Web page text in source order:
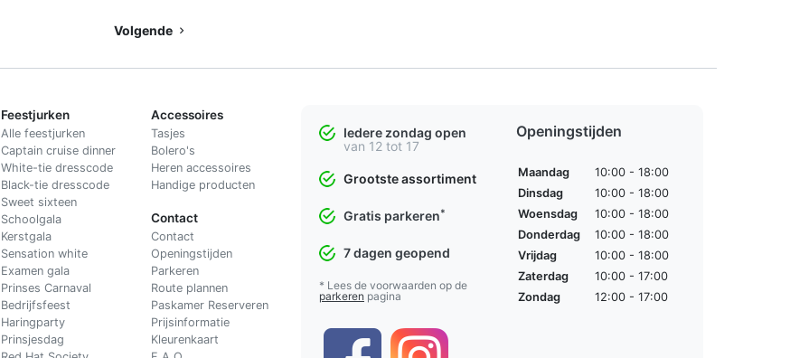
Volgende
Feestjurken
Alle feestjurken
Captain cruise dinner
White-tie dresscode
Black-tie dresscode
Sweet sixteen
Schoolgala
Kerstgala
Sensation white
Examen gala
Prinses Carnaval
Bedrijfsfeest
Haringparty
Prinsjesdag
Accessoires
Tasjes
Bolero's
Heren accessoires
Handige producten
Contact
Contact
Openingstijden
Parkeren
Route plannen
Paskamer Reserveren
Prijsinformatie
Kleurenkaart
Iedere zondag open
van 12 tot 17
Grootste assortiment
Gratis parkeren*
7 dagen geopend
* Lees de voorwaarden op de
parkeren pagina
Openingstijden
Maandag
10:00 - 18:00
Dinsdag
10:00 - 18:00
Woensdag
10:00 - 18:00
Donderdag
10:00 - 18:00
Vrijdag
10:00 - 18:00
Zaterdag
10:00 - 17:00
Zondag
12:00 - 17:00